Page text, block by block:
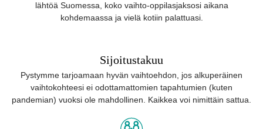
lähtöä Suomessa, koko vaihto-oppilasjaksosi aikana
kohdemaassa ja vielä kotiin palattuasi.
Sijoitustakuu
Pystymme tarjoamaan hyvän vaihtoehdon, jos alkuperäinen
vaihtokohteesi ei odottamattomien tapahtumien (kuten
pandemian) vuoksi ole mahdollinen. Kaikkea voi nimittäin sattua.